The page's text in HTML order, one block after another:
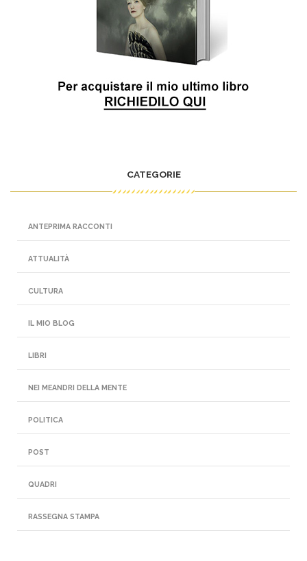
CATEGORIE
ANTEPRIMA RACCONTI
ATTUALITÀ
CULTURA
IL MIO BLOG
LIBRI
NEI MEANDRI DELLA MENTE
POLITICA
POST
QUADRI
RASSEGNA STAMPA